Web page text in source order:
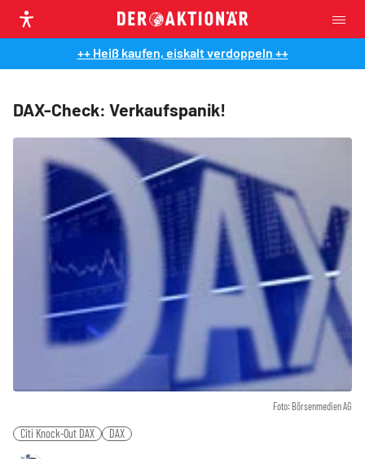
++ Heiß kaufen, eiskalt verdoppeln ++
DAX-Check: Verkaufspanik!
Foto: Börsenmedien AG
Citi Knock-Out DAX DAX